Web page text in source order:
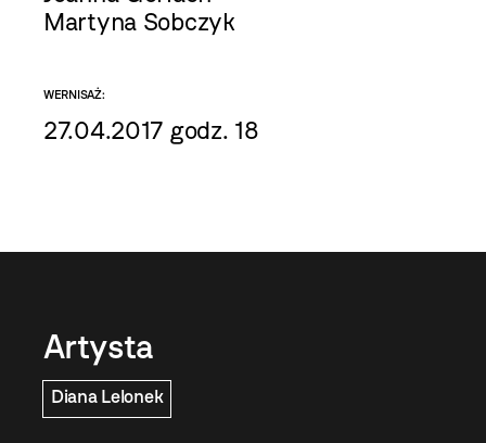
Martyna Sobczyk
WERNISAŻ:
27.04.2017 godz. 18
Artysta
Diana Lelonek